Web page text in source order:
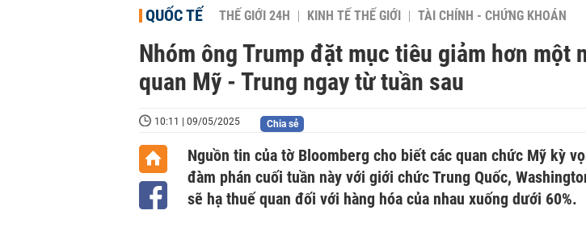
QUỐC TẾ THẾ GIỚI 24H KINH TẾ THẾ GIỚI TÀI CHÍNH - CHỨNG KHOÁN
Nhóm ông Trump đặt mục tiêu giảm hơn một
quan Mỹ - Trung ngay từ tuần sau
10:11 | 09/05/2025 Chia sẻ
Nguồn tin của tờ Bloomberg cho biết các quan chức Mỹ kỳ
đàm phán cuối tuần này với giới chức Trung Quốc,
sẽ hạ thuế quan đối với hàng hóa của nhau xuống dưới 60%.